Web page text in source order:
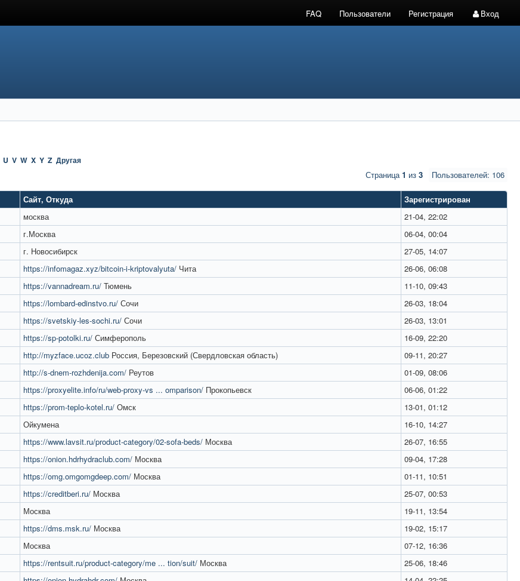
FAQ Пользователи Регистрация Вход
U V W X Y Z Другая
Пользователей: 106
Страница1 из 3
Сайт, Откуда
Зарегистрирован
москва
21-04, 22:02
г.Москва
06-04, 00:04
г. Новосибирск
27-05, 14:07
https://infomagaz.xyz/bitcoin-i-kriptovalyuta/ Чита
26-06, 06:08
https://vannadream.ru/ Тюмень
11-10, 09:43
https://lombard-edinstvo.ru/ Сочи
26-03, 18:04
https://svetskiy-les-sochi.ru/ Сочи
26-03, 13:01
https://sp-potolki.ru/ Симферополь
16-09, 22:20
http://myzface.ucoz.club Россия, Березовский (Свердловская область)
09-11, 20:27
http://s-dnem-rozhdenija.com/ Реутов
01-09, 08:06
https://proxyelite.info/ru/web-proxy-vs ... omparison/ Прокопьевск
06-06, 01:22
https://prom-teplo-kotel.ru/ Омск
13-01, 01:12
Ойкумена
16-10, 14:27
https://www.lavsit.ru/product-category/02-sofa-beds/ Москва
26-07, 16:55
https://onion.hdrhydraclub.com/ Москва
09-04, 17:28
https://omg.omgomgdeep.com/ Москва
01-11, 10:51
https://creditberi.ru/ Москва
25-07, 00:53
Москва
19-11, 13:54
https://dms.msk.ru/ Москва
19-02, 15:17
Москва
07-12, 16:36
https://rentsuit.ru/product-category/me ... tion/suit/ Москва
25-06, 18:46